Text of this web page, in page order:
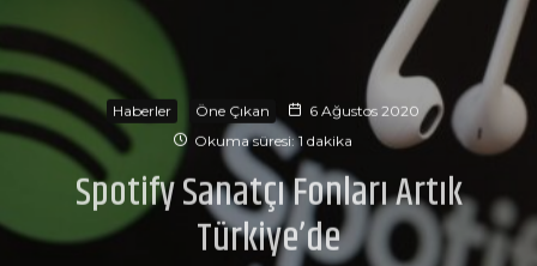
Haberler Öne Çıkan
6 Ağustos 2020
Okuma süresi: 1 dakika
Spotify Sanatçı Fonları Artık
Türkiye’de